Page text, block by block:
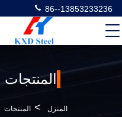
86--13853233236
المنتجات
المنزل > المنتجات